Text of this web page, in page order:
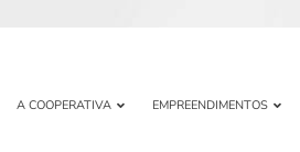
A COOPERATIVA EMPREENDIMENTOS